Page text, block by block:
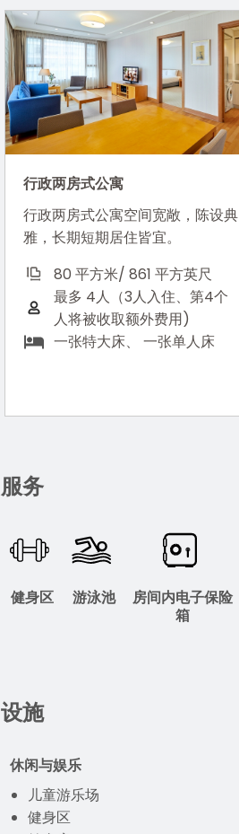
行政两房式公寓
行政两房式公寓空间宽敞，陈设典
雅，长期短期居住皆宜。
80 平方米/ 861 平方英尺
最多 4人（3人入住、第4个
人将被收取额外费用)
一张特大床、 一张单人床
服务
健身区 游泳池
房间内电子保险
箱
设施
休闲与娱乐
儿童游乐场
健身区